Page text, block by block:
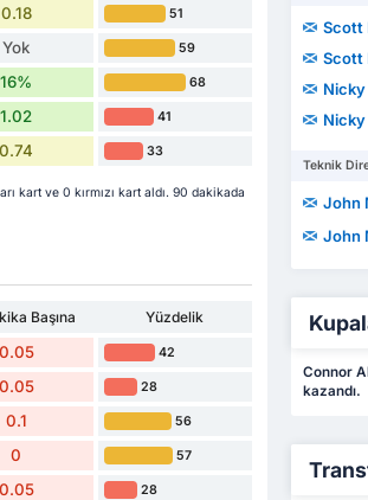
0.18 51
Yok 59
16% 68
1.02 41
0.74 33
kart ve 0 kırmızı kart aldı. 90 dakikada
Başına
Yüzdelik
0.05 42
0.05 28
0.1 56
0 57
0.05 28
Scott
Scott
Teknik
John
John
Connor
kazandı.